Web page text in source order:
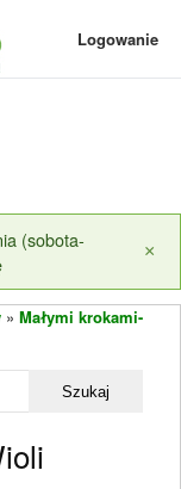
Logowanie
(sobota-
×
» Małymi krokami-
Szukaj